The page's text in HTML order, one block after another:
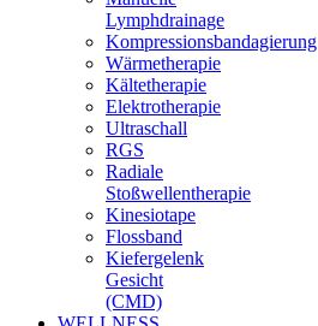
Lymphdrainage
Kompressionsbandagierung
Wärmetherapie
Kältetherapie
Elektrotherapie
Ultraschall
RGS
Radiale
Stoßwellentherapie
Kinesiotape
Flossband
Kiefergelenk
Gesicht
(CMD)